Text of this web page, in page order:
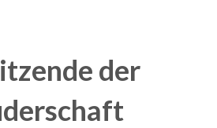
der